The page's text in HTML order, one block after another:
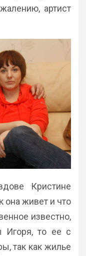
артист
Кристине
она живет и что
известно,
Игоря, то ее с
так как жилье